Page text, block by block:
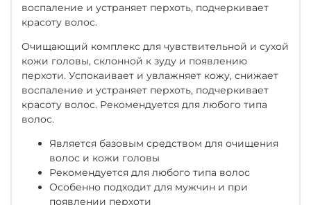
воспаление и устраняет перхоть, подчеркивает
красоту волос.
Очищающий комплекс для чувствительной и сухой
кожи головы, склонной к зуду и появлению
перхоти. Успокаивает и увлажняет кожу, снижает
воспаление и устраняет перхоть, подчеркивает
красоту волос. Рекомендуется для любого типа
волос.
Является базовым средством для очищения
волос и кожи головы
Рекомендуется для любого типа волос
Особенно подходит для мужчин и при
появлении перхоти